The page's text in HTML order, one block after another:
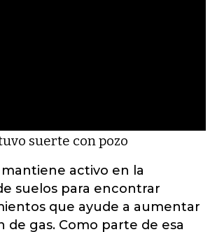
suerte con pozo
activo en la
suelos para encontrar
que ayude a aumentar
de gas. Como parte de esa